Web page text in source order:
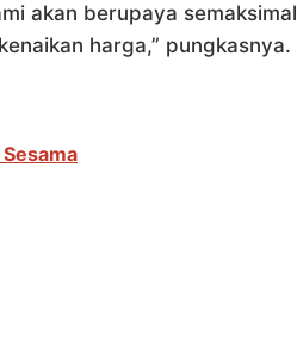
akan berupaya semaksimal
harga,” pungkasnya.